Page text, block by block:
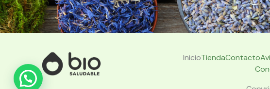
InicioTiendaContacto